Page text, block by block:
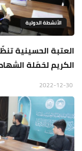
الأنشطة الدولية
العتبة الحسينية
الكريم لحَمَلة